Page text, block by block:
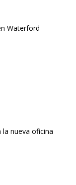
Waterford
nueva oficina